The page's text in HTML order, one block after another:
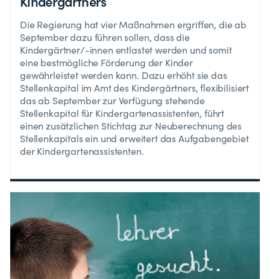
Die Regierung hat vier Maßnahmen ergriffen, die ab
September dazu führen sollen, dass die
Kindergärtner/-innen entlastet werden und somit
eine bestmögliche Förderung der Kinder
gewährleistet werden kann. Dazu erhöht sie das
Stellenkapital im Amt des Kindergärtners, flexibilisiert
das ab September zur Verfügung stehende
Stellenkapital für Kindergartenassistenten, führt
einen zusätzlichen Stichtag zur Neuberechnung des
Stellenkapitals ein und erweitert das Aufgabengebiet
der Kindergartenassistenten.